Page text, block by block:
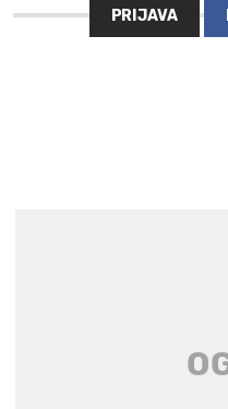
PRIJAVA